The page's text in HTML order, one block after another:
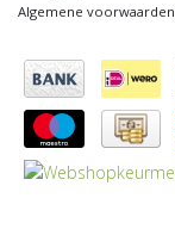
Algemene voorwaarden